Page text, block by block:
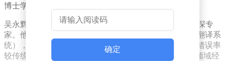
博士学位，并于2025年初加入字节跳动接管Seed团队。
吴永辉在谷歌拥有长达17年的技术生涯，是AI领域的资深专
家。他作为核心作者之一提出了GNMT（谷歌神经机器翻译系
统），首次将端到端深度学习应用于机器翻译，使翻译错误率
较传统系统下降超60%。该论文引用已超9500次，成为领域经
确定